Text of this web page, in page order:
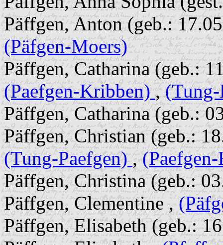
Päffgen, Anton (geb.:
(Päfgen-Moers)
Päffgen, Catharina (geb.:
(Paefgen-Kribben),
Päffgen, Catharina (geb.:
Päffgen, Christian (geb.:
(Tung-Paefgen),
Päffgen, Christina (geb.:
Päffgen, Clementine ,
Päffgen, Elisabeth (geb.: